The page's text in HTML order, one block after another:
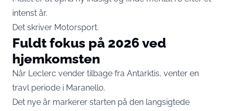
intenst år.
Det skriver Motorsport.
Fuldt fokus på 2026 ved
hjemkomsten
Når Leclerc vender tilbage fra Antarktis, venter en
travl periode i Maranello.
Det nye år markerer starten på den langsigtede